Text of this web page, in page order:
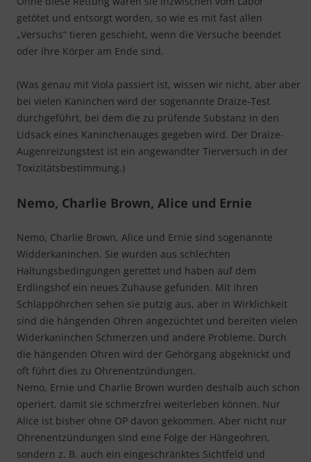
getötet und entsorgt worden, so wie es mit fast allen
„Versuchs“ tieren geschieht, wenn die Versuche beendet
oder ihre Körper am Ende sind.
(Was genau mit Viola passiert ist, wissen wir nicht, aber aber
bei vielen Kaninchen wird der sogenannte Draize-Test
durchgeführt, bei dem die zu prüfende Substanz in den
Lidsack eines Kaninchenauges gegeben wird. Der Draize-
Augenreizungstest ist ein angewandter Tierversuch in der
Toxizitätsbestimmung.)
Nemo, Charlie Brown, Alice und Ernie
Nemo, Charlie Brown, Alice und Ernie sind sogenannte
Widderkaninchen. Sie wurden aus schlechten
Haltungsbedingungen gerettet und haben auf dem
Erdlingshof ein neues Zuhause gefunden. Mit ihren
Schlappöhrchen sehen sie putzig aus, aber in Wirklichkeit
sind die hängenden Ohren angezüchtet und bereiten vielen
Widerkaninchen Schmerzen und andere Probleme. Durch
die hängenden Ohren wird der Gehörgang abgeknickt und
oft führt dies zu Ohrenentzündungen.
Nemo, Ernie und Charlie Brown wurden deshalb auch schon
operiert, damit sie schmerzfrei weiterleben können. Nur
Alice ist bisher ohne OP davon gekommen. Aber nicht nur
Ohrenentzündungen sind eine Folge der Hängeohren,
sondern z. B. auch ein eingeschränktes Sichtfeld und